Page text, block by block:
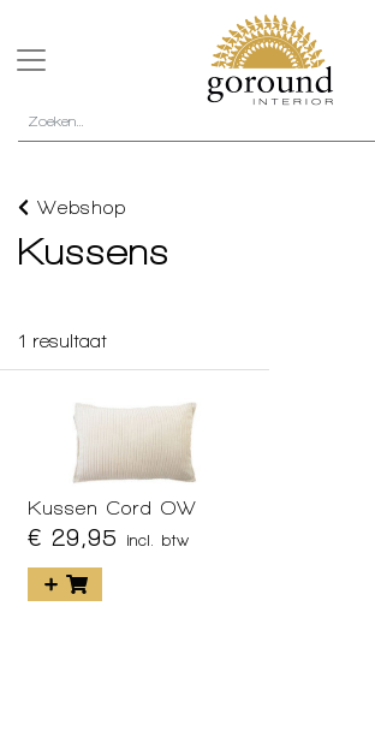
Webshop
Kussens
1 resultaat
Kussen Cord OW
€ 29,95 incl. btw